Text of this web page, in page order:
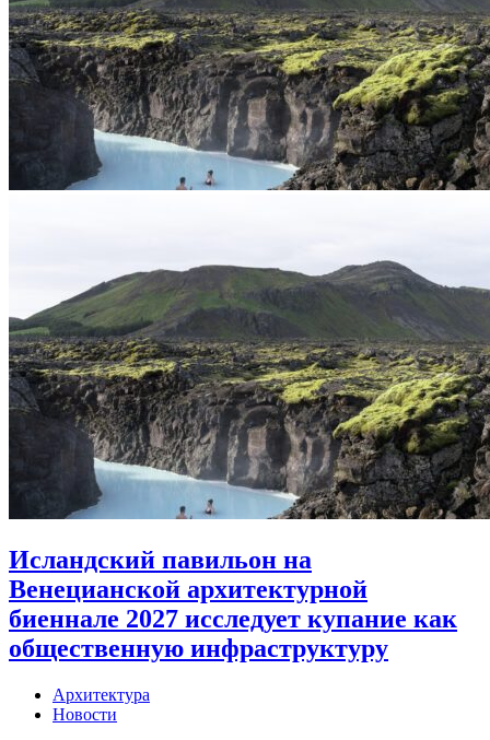
Исландский павильон на
Венецианской архитектурной
биеннале 2027 исследует купание как
общественную инфраструктуру
Архитектура
Новости